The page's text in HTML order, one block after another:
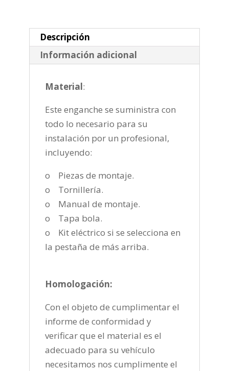
2018-
cantidad
Descripción
Información adicional
Material:
Este enganche se suministra con
todo lo necesario para su
instalación por un profesional,
incluyendo:
o Piezas de montaje.
o Tornillería.
o Manual de montaje.
o Tapa bola.
o Kit eléctrico si se selecciona en
la pestaña de más arriba.
Homologación:
Con el objeto de cumplimentar el
informe de conformidad y
verificar que el material es el
adecuado para su vehículo
necesitamos nos cumplimente el